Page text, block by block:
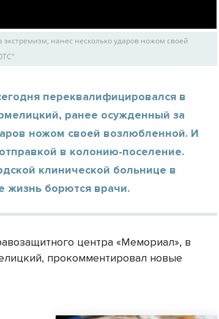
нанес несколько ударов ножом своей
переквалифицировался в
ранее осужденный за
ножом своей возлюбленной. И
в колонию-поселение.
клинической больнице в
жизнь борются врачи.
центра «Мемориал», в
прокомментировал новые